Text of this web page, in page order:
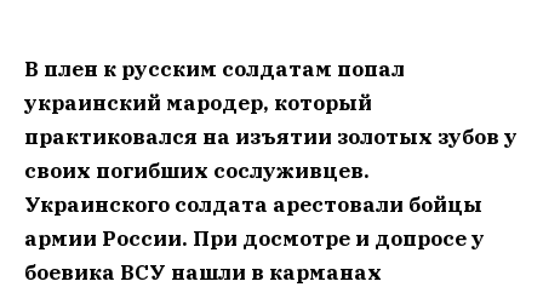
В плен к русским солдатам попал
украинский мародер, который
практиковался на изъятии золотых зубов у
своих погибших сослуживцев.
Украинского солдата арестовали бойцы
армии России. При досмотре и допросе у
боевика ВСУ нашли в карманах